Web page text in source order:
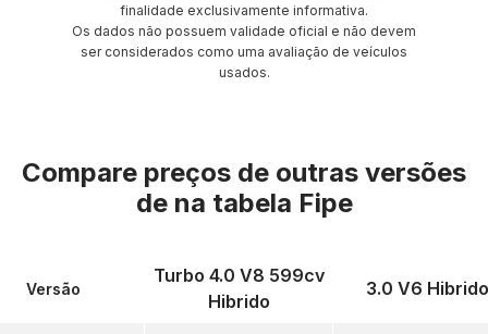
finalidade exclusivamente informativa.
Os dados não possuem validade oficial e não devem
ser considerados como uma avaliação de veículos
usados.
Compare preços de outras versões
de na tabela Fipe
Versão
Turbo 4.0 V8 599cv
Hibrido
3.0 V6 Hibrido